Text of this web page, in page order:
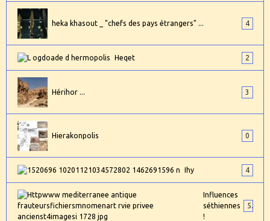
heka khasout _ "chefs des pays étrangers" ... 4
Heqet 2
Hérihor ... 3
Hierakonpolis 0
Ihy 4
Influences
séthiennes
!
5